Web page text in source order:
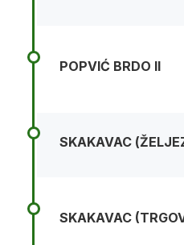
POPVIĆ BRDO II
SKAKAVAC
SKAKAVAC